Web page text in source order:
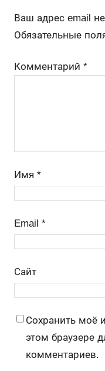
Ваш адрес email
Обязательные
Комментарий *
Имя *
Email *
Сайт
Сохранить моё
этом браузере
комментариев.